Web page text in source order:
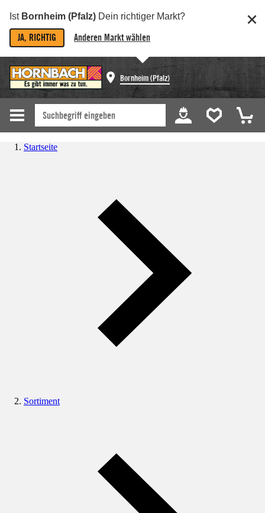
Ist Bornheim (Pfalz) Dein richtiger Markt?
JA, RICHTIG Anderen Markt wählen
Bornheim (Pfalz)
Startseite
Sortiment